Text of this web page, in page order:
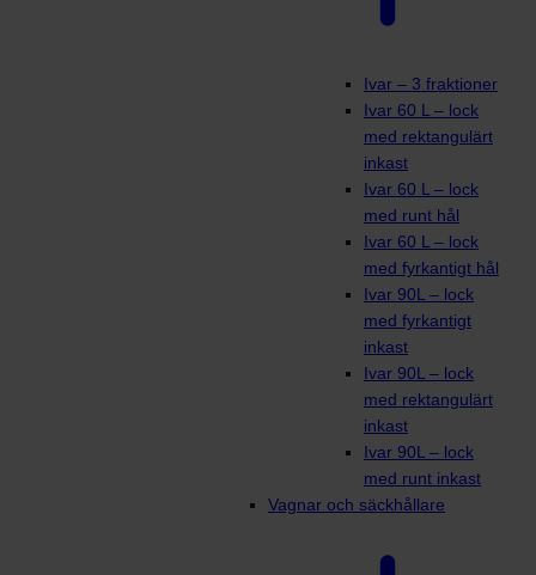
Ivar – 3 fraktioner
Ivar 60 L – lock
med rektangulärt
inkast
Ivar 60 L – lock
med runt hål
Ivar 60 L – lock
med fyrkantigt hål
Ivar 90L – lock
med fyrkantigt
inkast
Ivar 90L – lock
med rektangulärt
inkast
Ivar 90L – lock
med runt inkast
Vagnar och säckhållare